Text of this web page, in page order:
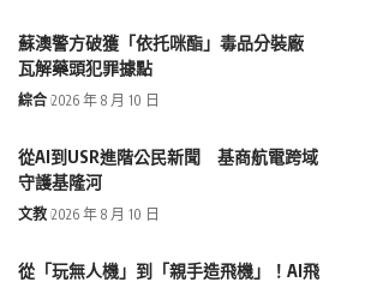
蘇澳警方破獲「依托咪酯」毒品分裝廠
瓦解藥頭犯罪據點
綜合 2026 年 8 月 10 日
從AI到USR進階公民新聞 基商航電跨域
守護基隆河
文教 2026 年 8 月 10 日
從「玩無人機」到「親手造飛機」！AI飛